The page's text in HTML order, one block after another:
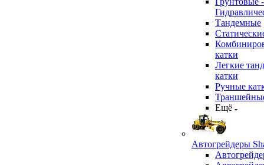
Тандемные
катки
Легкие
катки
Ручные
Ещё
Автогрейдеры